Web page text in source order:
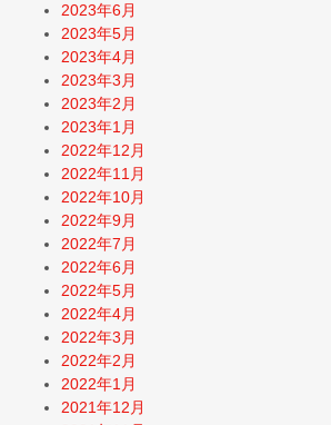
2023年6月
2023年5月
2023年4月
2023年3月
2023年2月
2023年1月
2022年12月
2022年11月
2022年10月
2022年9月
2022年7月
2022年6月
2022年5月
2022年4月
2022年3月
2022年2月
2022年1月
2021年12月